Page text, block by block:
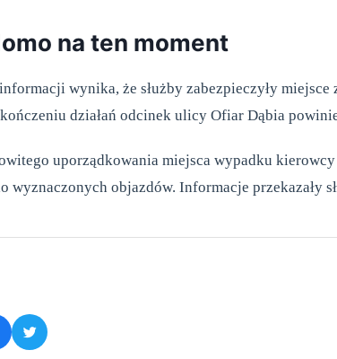
na ten moment
wynika, że służby zabezpieczyły
działań odcinek ulicy Ofiar Dąbia
uporządkowania miejsca wypadku
wyznaczonych objazdów. Informacje przekazały